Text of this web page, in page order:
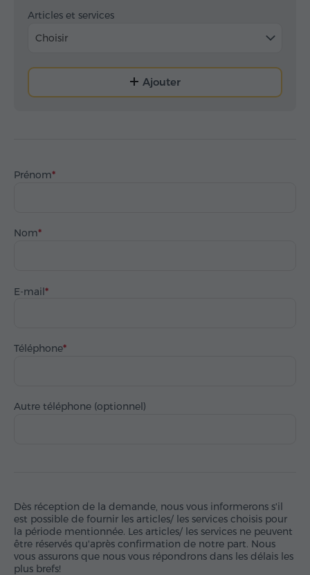
Articles et services
Choisir
Ajouter
Prénom
Nom
E-mail
Téléphone
Autre téléphone (optionnel)
Dès réception de la demande, nous vous informerons s'il
est possible de fournir les articles/ les services choisis pour
la période mentionnée. Les articles/ les services ne peuvent
être réservés qu'après confirmation de notre part. Nous
vous assurons que nous vous répondrons dans les délais les
plus brefs!